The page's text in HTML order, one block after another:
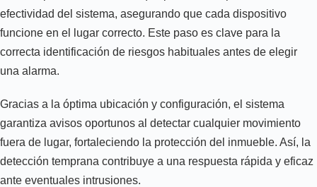
efectividad del sistema, asegurando que cada dispositivo
funcione en el lugar correcto. Este paso es clave para la
correcta identificación de riesgos habituales antes de elegir
una alarma.
Gracias a la óptima ubicación y configuración, el sistema
garantiza avisos oportunos al detectar cualquier movimiento
fuera de lugar, fortaleciendo la protección del inmueble. Así, la
detección temprana contribuye a una respuesta rápida y eficaz
ante eventuales intrusiones.